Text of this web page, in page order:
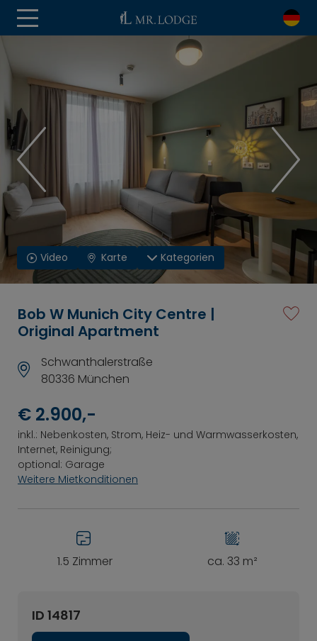
Video Karte Kategorien
Bob W Munich City Centre |
Original Apartment
Schwanthalerstraße
80336 München
€ 2.900,-
inkl.: Nebenkosten, Strom, Heiz- und Warmwasserkosten,
Internet, Reinigung;
optional: Garage
Weitere Mietkonditionen
1.5 Zimmer ca. 33 m²
ID 14817